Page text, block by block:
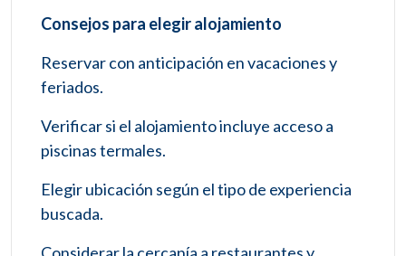
Consejos para elegir alojamiento
Reservar con anticipación en vacaciones y
feriados.
Verificar si el alojamiento incluye acceso a
piscinas termales.
Elegir ubicación según el tipo de experiencia
buscada.